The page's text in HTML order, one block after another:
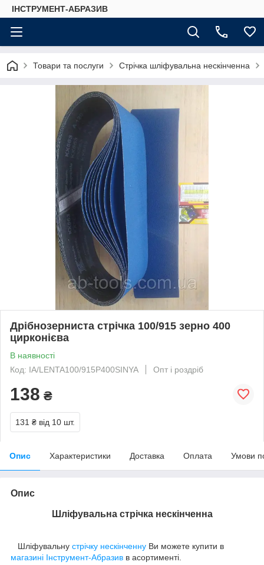
ІНСТРУМЕНТ-АБРАЗИВ
Товари та послуги Стрічка шліфувальна нескінченна
Дрібнозерниста стрічка 100/915 зерно 400
цирконієва
В наявності
Код: IA/LENTA100/915P400SINYA
Опт і роздріб
138 ₴
131 ₴ від 10 шт.
Опис Характеристики Доставка Оплата Умови
Опис
Шліфувальна стрічка нескінченна
Шліфувальну стрічку нескінченну Ви можете купити в
магазині Інструмент-Абразив в асортименті.